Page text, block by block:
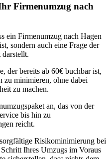
Firmenumzug nach
ein Firmenumzug nach Hagen
sondern auch eine Frage der
der bereits ab 60€ buchbar ist,
zu minimieren, ohne dabei
zu machen.
an, das von der
bis hin zu
reicht.
Risikominimierung bei
Ihres Umzugs im Voraus